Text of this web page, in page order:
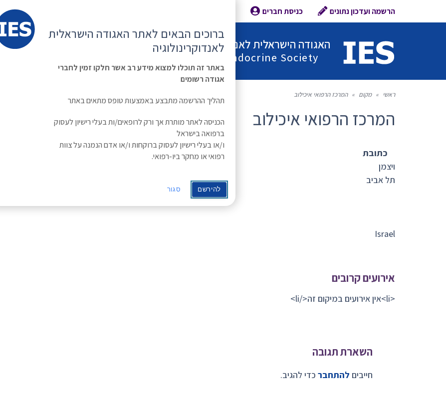
הרשמה ועדכון נתונים כניסת חברים
האגודה הישראלית לאנדוקרינולוגיה
Israel Endocrine Society
ראשי משולחן מפגשים קורס
מתקדם
ראשי » מקום » המרכז הרפואי איכילוב
המרכז הרפואי איכילוב
כתובת
ויצמן
תל אביב
Israel
אירועים קרובים
<li>אין אירועים במיקום זה</li>
השארת תגובה
חייבים להתחבר כדי להגיב.
ברוכים הבאים לאתר האגודה הישראלית
לאנדוקרינולוגיה
באתר זה תוכלו למצוא מידע רב אשר חלקו זמין לחברי
אגודה רשומים
תהליך ההרשמה מתבצע באמצעות טופס מתאים באתר
הכניסה לאתר מותרת אך ורק לרופאים/ות בעלי רישיון לעסוק
ברפואה בישראל
ו/או בעלי רישיון לעסוק ברוקחות ו/או אדם הנמנה על צוות
רפואי או מחקר ביו-רפואי.
להירשם סגור